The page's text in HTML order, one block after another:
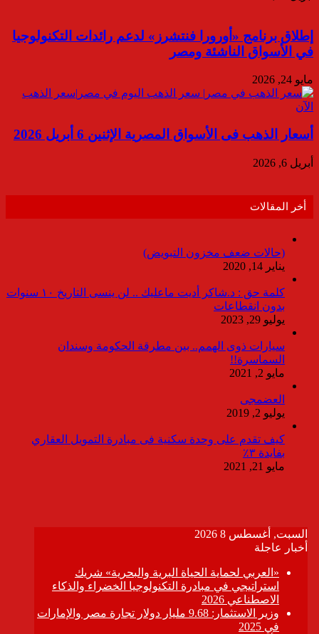
إطلاق برنامج «أورورا فنتشرز» لدعم رائدات التكنولوجيا
في الأسواق الناشئة ومصر
مايو 24, 2026
أسعار الذهب فى الأسواق المصرية الإثنين 6 أبريل 2026
أبريل 6, 2026
أخر المقالات
(حالات ضعف مخزون التبويض)
يناير 14, 2020
كلمة حق : د.شاكر أديت ماعليك .. لن ينسى التاريخ ١٠ سنوات
بدون انقطاعات
يوليو 29, 2023
سيارات ذوى الهمم.. بين مطرقة الحكومة وسندان
السماسرة!!
مايو 2, 2021
العضمجى
يوليو 2, 2019
كيف تقدم على وحدة سكنية فى مبادرة التمويل العقاري
بفايدة ٣٪
مايو 21, 2021